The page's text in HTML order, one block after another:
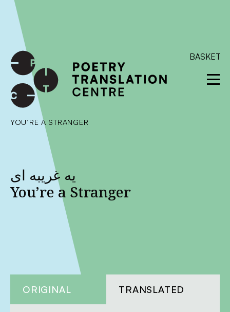
International shipping available - enter your address at
checkout to calculate the rate
SKIP TO CONTENT
BASKET
YOU’RE A STRANGER
یه غریبه ای
You’re a Stranger
ORIGINAL TRANSLATED